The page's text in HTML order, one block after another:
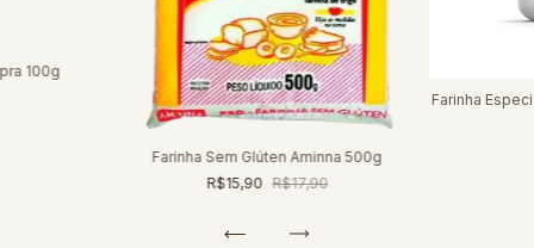
100g
Farinha Sem Glúten Aminna 500g
R$15,90 R$17,90
Farinha